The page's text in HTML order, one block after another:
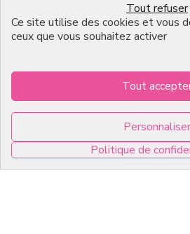
Emballage pour Chocolatier
English
Infos pratiques
7, RUE DU 19 MARS 1962
ZI DE DIJON
Ce site utilise des cookies et vous
ceux que vous souhaitez activer
Tout
Tout refuser
Personnaliser
Politique de